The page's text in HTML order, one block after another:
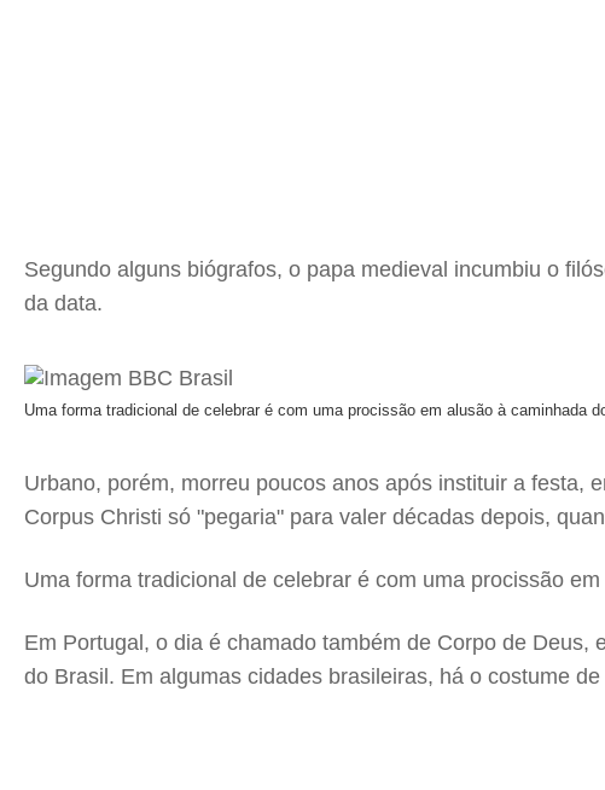
Segundo alguns biógrafos, o papa medieval incumbiu o
da data.
Uma forma tradicional de celebrar é com uma procissão em alusão à caminhada
Urbano, porém, morreu poucos anos após instituir a festa,
Corpus Christi só "pegaria" para valer décadas depois,
Uma forma tradicional de celebrar é com uma procissão
Em Portugal, o dia é chamado também de Corpo de
do Brasil. Em algumas cidades brasileiras, há o costume